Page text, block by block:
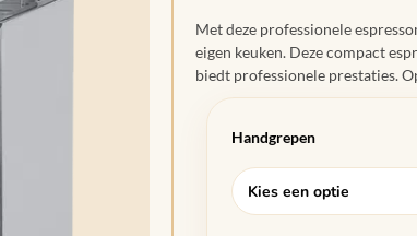
Met deze professionele
eigen keuken. Deze compact
biedt professionele prestaties.
Handgrepen